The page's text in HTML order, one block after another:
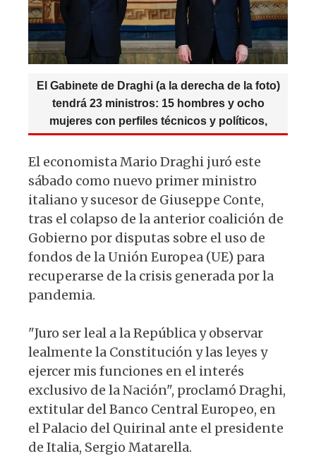
El Gabinete de Draghi (a la derecha de la foto)
tendrá 23 ministros: 15 hombres y ocho
mujeres con perfiles técnicos y políticos,
El economista Mario Draghi juró este
sábado como nuevo primer ministro
italiano y sucesor de Giuseppe Conte,
tras el colapso de la anterior coalición de
Gobierno por disputas sobre el uso de
fondos de la Unión Europea (UE) para
recuperarse de la crisis generada por la
pandemia.
"Juro ser leal a la República y observar
lealmente la Constitución y las leyes y
ejercer mis funciones en el interés
exclusivo de la Nación", proclamó Draghi,
extitular del Banco Central Europeo, en
el Palacio del Quirinal ante el presidente
de Italia, Sergio Matarella.